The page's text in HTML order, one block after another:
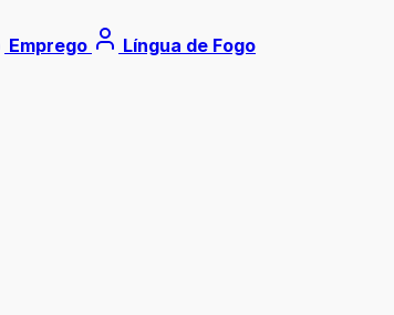
Emprego Língua de Fogo